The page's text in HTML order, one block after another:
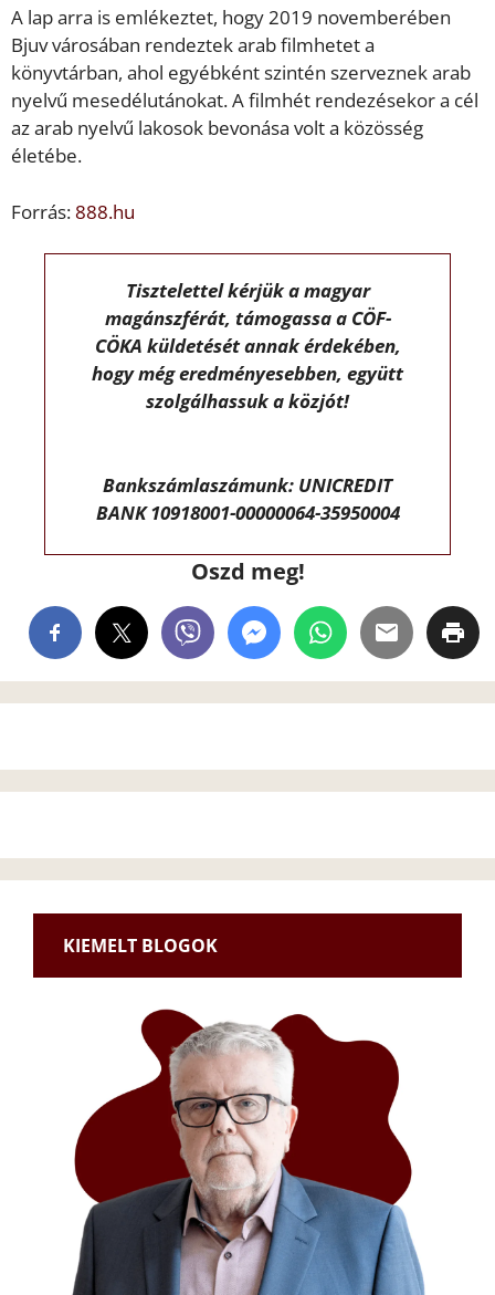
A lap arra is emlékeztet, hogy 2019 novemberében
Bjuv városában rendeztek arab filmhetet a
könyvtárban, ahol egyébként szintén szerveznek arab
nyelvű mesedélutánokat. A filmhét rendezésekor a cél
az arab nyelvű lakosok bevonása volt a közösség
életébe.
Forrás:888.hu
Tisztelettel kérjük a magyar
magánszférát, támogassa a CÖF-
CÖKA küldetését annak érdekében,
hogy még eredményesebben, együtt
szolgálhassuk a közjót!
Bankszámlaszámunk: UNICREDIT
BANK 10918001-00000064-35950004
Oszd meg!
KIEMELT BLOGOK